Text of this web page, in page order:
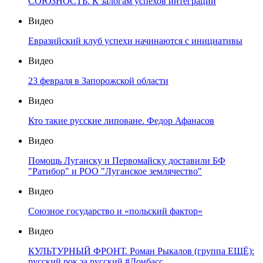
Видео
Евразийский клуб успехи начинаются с инициативы
Видео
23 февраля в Запорожской области
Видео
Кто такие русские липоване. Федор Афанасов
Видео
Помощь Луганску и Первомайску доставили БФ
"Ратибор" и РОО "Луганское землячество"
Видео
Союзное государство и «польский фактор»
Видео
КУЛЬТУРНЫЙ ФРОНТ. Роман Рыкалов (группа ЕЩЁ):